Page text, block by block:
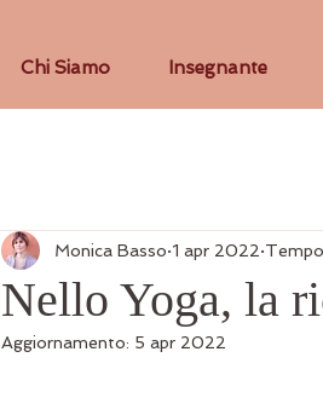
Chi Siamo Insegnante
Nello Yoga, la
Monica Basso 1 apr 2022
Aggiornamento: 5 apr 2022